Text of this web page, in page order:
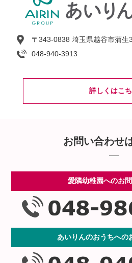
〒343-0838 埼玉県越谷市蒲生
048-940-3913
詳しくはこ
お問い合わせ
愛隣幼稚園へのお
あいりんのおうちへの